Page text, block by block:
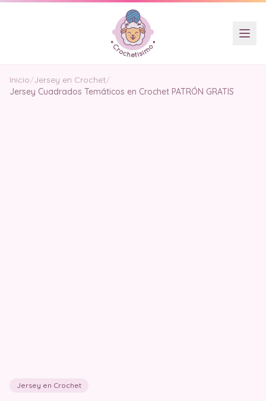
Inicio/Jersey en Crochet/
Jersey Cuadrados Temáticos en Crochet PATRÓN GRATIS
Jersey en Crochet